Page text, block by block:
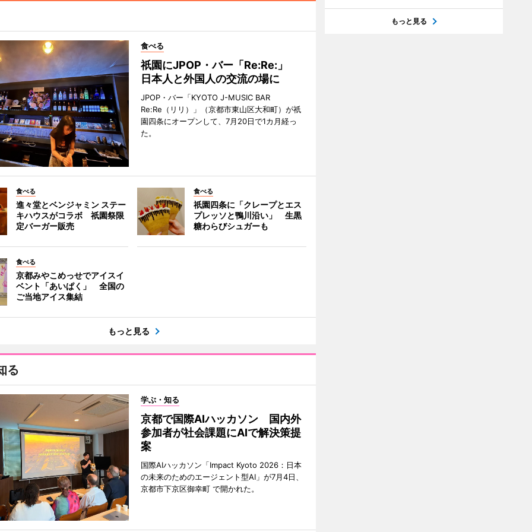
食べる
祇園にJPOP・バー「Re:Re:」
日本人と外国人の交流の場に
JPOP・バー「KYOTO J-MUSIC BAR
Re:Re（リリ）」（京都市東山区大和町）が祇
園四条にオープンして、7月20日で1カ月経っ
た。
食べる
進々堂とベンジャミン ステー
キハウスがコラボ 祇園祭限
定バーガー販売
食べる
祇園四条に「クレープとエス
プレッソと鴨川沿い」 生黒
糖わらびシュガーも
食べる
京都みやこめっせでアイスイ
ベント「あいぱく」 全国の
ご当地アイス集結
もっと見る
る
学ぶ・知る
京都で国際AIハッカソン 国内外
参加者が社会課題にAIで解決策提
案
国際AIハッカソン「Impact Kyoto 2026：日本
の未来のためのエージェント型AI」が7月4日、
京都市下京区御幸町 で開かれた。
もっと見る